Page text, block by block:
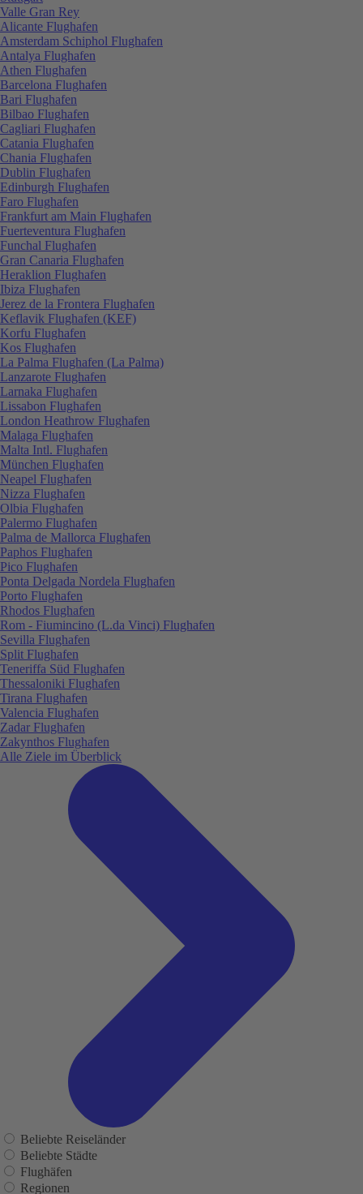
Valle Gran Rey
Alicante Flughafen
Amsterdam Schiphol Flughafen
Antalya Flughafen
Athen Flughafen
Barcelona Flughafen
Bari Flughafen
Bilbao Flughafen
Cagliari Flughafen
Catania Flughafen
Chania Flughafen
Dublin Flughafen
Edinburgh Flughafen
Faro Flughafen
Frankfurt am Main Flughafen
Fuerteventura Flughafen
Funchal Flughafen
Gran Canaria Flughafen
Heraklion Flughafen
Ibiza Flughafen
Jerez de la Frontera Flughafen
Keflavik Flughafen (KEF)
Korfu Flughafen
Kos Flughafen
La Palma Flughafen (La Palma)
Lanzarote Flughafen
Larnaka Flughafen
Lissabon Flughafen
London Heathrow Flughafen
Malaga Flughafen
Malta Intl. Flughafen
München Flughafen
Neapel Flughafen
Nizza Flughafen
Olbia Flughafen
Palermo Flughafen
Palma de Mallorca Flughafen
Paphos Flughafen
Pico Flughafen
Ponta Delgada Nordela Flughafen
Porto Flughafen
Rhodos Flughafen
Rom - Fiumincino (L.da Vinci) Flughafen
Sevilla Flughafen
Split Flughafen
Teneriffa Süd Flughafen
Thessaloniki Flughafen
Tirana Flughafen
Valencia Flughafen
Zadar Flughafen
Zakynthos Flughafen
Alle Ziele im Überblick
Beliebte Reiseländer
Beliebte Städte
Flughäfen
Regionen